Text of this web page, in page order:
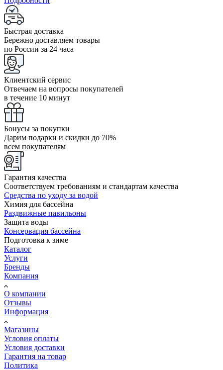
Быстрая доставка
Бережно доставляем товары
по России за 24 часа
Клиентский сервис
Отвечаем на вопросы покупателей
в течение 10 минут
Бонусы за покупки
Дарим подарки и скидки до 70%
всем покупателям
Гарантия качества
Соответствуем требованиям и стандартам качества
Средства по уходу за водой
Химия для бассейна
Раздвижные павильоны
Защита воды
Консервация бассейна
Подготовка к зиме
Каталог
Услуги
Бренды
Компания
О компании
Отзывы
Информация
Магазины
Условия оплаты
Условия доставки
Гарантия на товар
Политика